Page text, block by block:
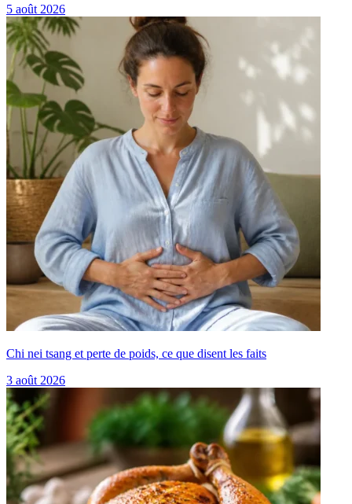
5 août 2026
Chi nei tsang et perte de poids, ce que disent les faits
3 août 2026